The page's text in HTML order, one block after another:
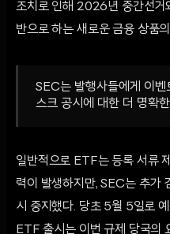
조치로 인해 2026년 중간선거
반으로 하는 새로운 금융 상품
SEC는 발행사들에게 이벤
스크 공시에 대한 더 명확
일반적으로 ETF는 등록 서류
력이 발생하지만, SEC는 추가
시 중지했다. 당초 5월 5일로
ETF 출시는 이번 규제 당국의